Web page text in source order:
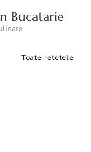
Bucatarie
Toate retetele